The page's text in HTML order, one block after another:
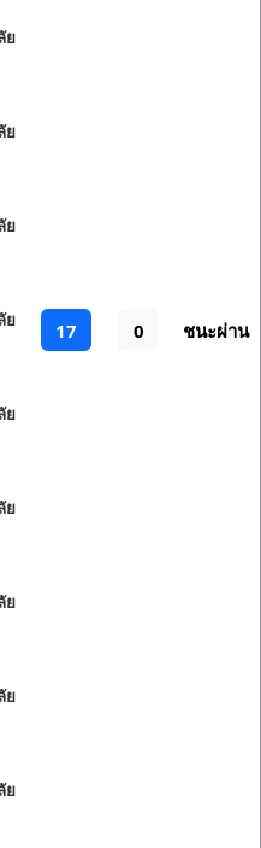
ย
ย
ย
ย
ย
ย
ย
ย
ย
17 0 ชนะผ่าน